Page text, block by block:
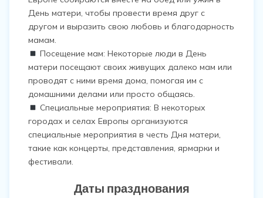
День матери, чтобы провести время друг с
другом и выразить свою любовь и благодарность
мамам.
Посещение мам: Некоторые люди в День
матери посещают своих живущих далеко мам или
проводят с ними время дома, помогая им с
домашними делами или просто общаясь.
Специальные мероприятия: В некоторых
городах и селах Европы организуются
специальные мероприятия в честь Дня матери,
такие как концерты, представления, ярмарки и
фестивали.
Даты празднования